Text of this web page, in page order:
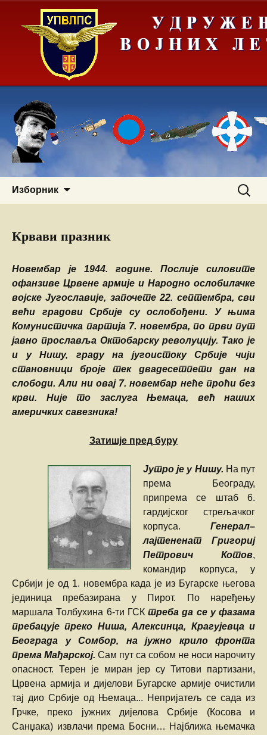
Изборник
Крвави празник
Новембар је 1944. године. Послије силовите
офанзиве Црвене армије и Народно ослобилачке
војске Југославије, започете 22. септембра, сви
већи градови Србије су ослобођени. У њима
Комунистичка партија 7. новембра, по први пут
јавно прославља Октобарску револуцију. Тако је
и у Нишу, граду на југоистоку Србије чији
становници броје тек двадесетпети дан на
слободи. Али ни овај 7. новембар неће проћи без
крви. Није то заслуга Њемаца, већ наших
америчких савезника!
Затишје пред буру
Јутро је у Нишу. На пут
према Београду,
припрема се штаб 6.
гардијског стрељачког
корпуса. Генерал–
лајтененат Григориj
Петрович Котов,
командир корпуса, у
Србији је од 1. новембра када је из Бугарске његова
јединица пребазирана у Пирот. По наређењу
маршала Толбухина 6-ти ГСК треба да се у фазама
пребацује преко Ниша, Алексинца, Крагујевца и
Београда у Сомбор, на јужно крило фронта
према Мађарској. Сам пут са собом не носи нарочиту
опасност. Терен је миран јер су Титови партизани,
Црвена армија и дијелови Бугарске армије очистили
тај дио Србије од Њемаца... Непријатељ се сада из
Грчке, преко јужних дијелова Србије (Косова и
Санџака) извлачи према Босни… Најближа њемачка